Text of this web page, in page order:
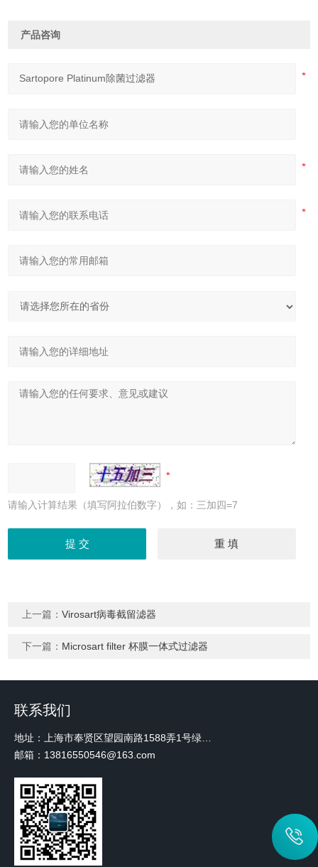
产品咨询
请输入计算结果（填写阿拉伯数字），如：三加四=7
上一篇：Virosart病毒截留滤器
下一篇： Microsart filter 杯膜一体式过滤器
联系我们
邮箱：13816550546@163.com